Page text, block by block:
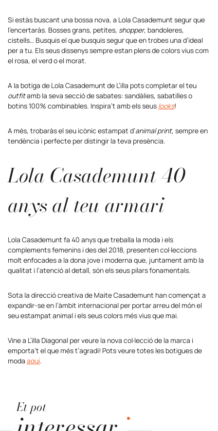
Si estàs buscant una bossa nova, a Lola Casademunt segur que
l’encertaràs. Bosses grans, petites, shopper, bandoleres,
cistells… Busquis el que busquis segur que en trobes una d’ideal
per a tu. Els seus dissenys sempre estan plens de colors vius com
el rosa, el verd o el morat.
A la botiga de Lola Casademunt de L’illa pots completar el teu
outfitamb la seva secció de sabates: sandàlies, sabatilles o
botins 100% combinables. Inspira’t amb els seus looks!
A més, trobaràs el seu icònic estampat d’animal print, sempre en
tendència i perfecte per distingir la teva presència.
Lola Casademunt 40
anys al teu armari
Lola Casademunt fa 40 anys que treballa la moda i els
complements femenins i des del 2018, presenten col·leccions
molt enfocades a la dona jove i moderna que, juntament amb la
qualitat i l’atenció al detall, són els seus pilars fonamentals.
Sota la direcció creativa de Maite Casademunt han començat a
expandir-se en l’àmbit internacional per portar arreu del món el
seu estampat animal i els seus colors més vius que mai.
Vine a L’illa Diagonal per veure la nova col·lecció de la marca i
emporta’t el que més t’agradi! Pots veure totes les botigues de
moda aquí.
Et pot